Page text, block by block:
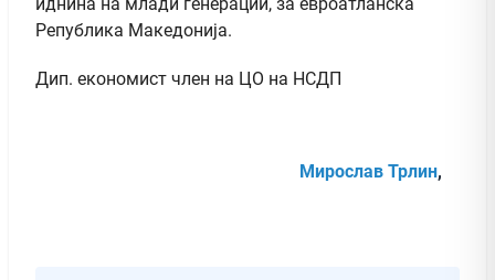
Република Македонија.
Дип. економист член на ЦО на НСДП
Мирослав Трлин,